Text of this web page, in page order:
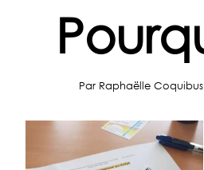
Par Raphaëlle Coquibus